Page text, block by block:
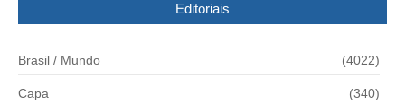
Editoriais
Brasil / Mundo (4022)
Capa (340)